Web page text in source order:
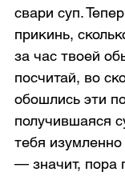
свари суп.
прикинь,
за час твоей
посчитай, во
обошлись эти
получившаяся
тебя
— значит, пора